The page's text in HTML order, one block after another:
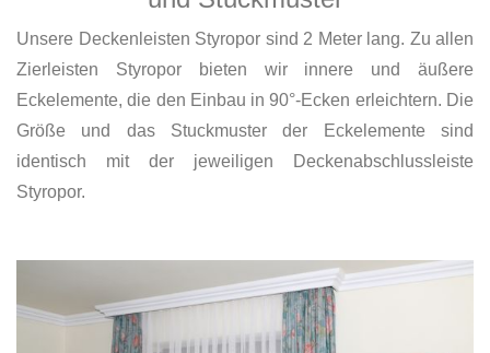
Unsere Deckenleisten Styropor sind 2 Meter lang. Zu allen
Zierleisten Styropor bieten wir innere und äußere
Eckelemente, die den Einbau in 90°-Ecken erleichtern. Die
Größe und das Stuckmuster der Eckelemente sind
identisch mit der jeweiligen Deckenabschlussleiste
Styropor.